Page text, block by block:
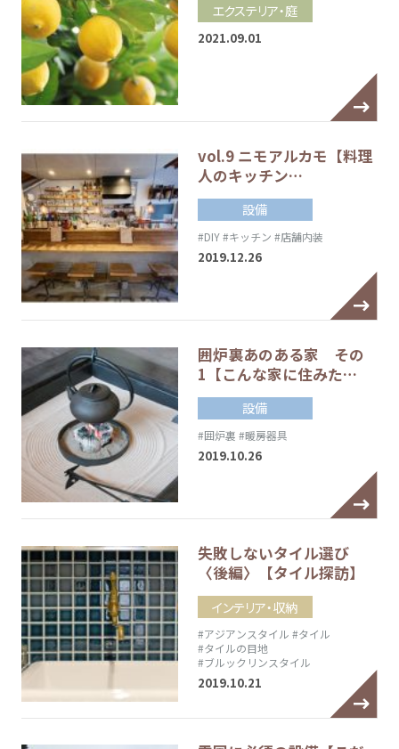
エクステリア・庭
2021.09.01
vol.9 ニモアルカモ【料理
人のキッチン…
設備
#DIY#キッチン #店舗内装
2019.12.26
囲炉裏あのある家 その
1【こんな家に住みた…
設備
#囲炉裏 #暖房器具
2019.10.26
失敗しないタイル選び
〈後編〉【タイル探訪】
インテリア・収納
#アジアンスタイル #タイル
#タイルの目地
#ブルックリンスタイル
2019.10.21